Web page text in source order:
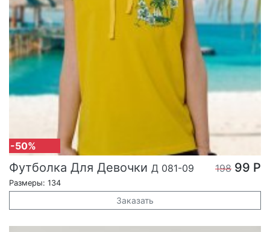
-50%
Футболка Для Девочки Д 081-09 198 99 Р
Размеры: 134
Заказать